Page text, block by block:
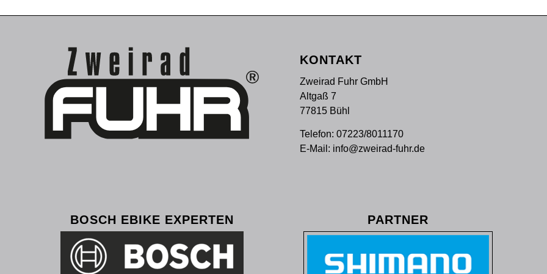
KONTAKT
Zweirad Fuhr GmbH
Altgaß 7
77815 Bühl
Telefon: 07223/8011170
E-Mail: info@zweirad-fuhr.de
BOSCH EBIKE EXPERTEN PARTNER